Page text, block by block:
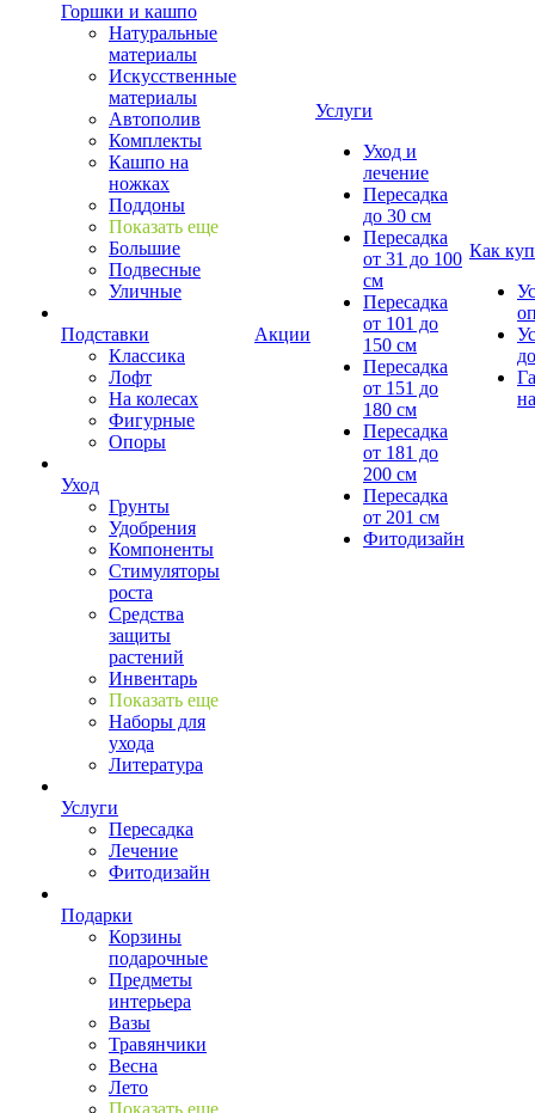
Горшки и кашпо
Натуральные
материалы
Искусственные
материалы
Автополив
Комплекты
Кашпо на
ножках
Поддоны
Показать еще
Большие
Подвесные
Уличные
Подставки
Классика
Лофт
На колесах
Фигурные
Опоры
Уход
Грунты
Удобрения
Компоненты
Стимуляторы
роста
Средства
защиты
растений
Инвентарь
Показать еще
Наборы для
ухода
Литература
Услуги
Пересадка
Лечение
Фитодизайн
Подарки
Корзины
подарочные
Предметы
интерьера
Вазы
Травянчики
Весна
Лето
Акции
Услуги
Уход и
лечение
Пересадка
до 30 см
Пересадка
от 31 до 100
см
Пересадка
от 101 до
150 см
Пересадка
от 151 до
180 см
Пересадка
от 181 до
200 см
Пересадка
от 201 см
Фитодизайн
Как